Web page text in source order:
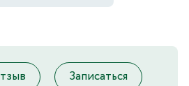
Записаться